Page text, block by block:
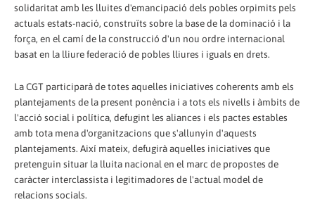
solidaritat amb les lluites d'emancipació dels pobles orpimits pels
actuals estats-nació, construïts sobre la base de la dominació i la
força, en el camí de la construcció d'un nou ordre internacional
basat en la lliure federació de pobles lliures i iguals en drets.
La CGT participarà de totes aquelles iniciatives coherents amb els
plantejaments de la present ponència i a tots els nivells i àmbits de
l'acció social i política, defugint les aliances i els pactes estables
amb tota mena d'organitzacions que s'allunyin d'aquests
plantejaments. Així mateix, defugirà aquelles iniciatives que
pretenguin situar la lluita nacional en el marc de propostes de
caràcter interclassista i legitimadores de l'actual model de
relacions socials.